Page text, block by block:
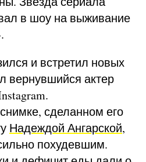
в шоу на выживание
и встретил новых
вернувшийся актер
сделанном его
Надеждой Ангарской,
похудевшим.